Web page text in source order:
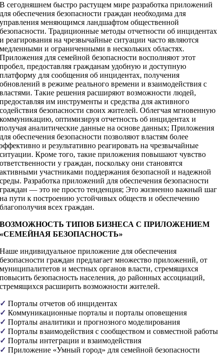
В сегодняшнем быстро растущем мире разработка приложений
для обеспечения безопасности граждан необходима для
управления меняющимся ландшафтом общественной
безопасности. Традиционные методы отчетности об инцидентах
и реагирования на чрезвычайные ситуации часто являются
медленными и ограниченными в нескольких областях.
Приложения для семейной безопасности восполняют этот
пробел, предоставляя гражданам удобную и доступную
платформу для сообщения об инцидентах, получения
обновлений в режиме реального времени и взаимодействия с
властями. Такие решения расширяют возможности людей,
предоставляя им инструменты и средства для активного
содействия безопасности своих жителей. Облегчая мгновенную
коммуникацию, оптимизируя отчетность об инцидентах и
получая аналитические данные на основе данных; Приложения
для обеспечения безопасности позволяют властям более
эффективно и результативно реагировать на чрезвычайные
ситуации. Кроме того, такие приложения повышают чувство
ответственности у граждан, поскольку они становятся
активными участниками поддержания безопасной и надежной
среды. Разработка приложений для обеспечения безопасности
граждан — это не просто тенденция; Это жизненно важный шаг
на пути к построению устойчивых обществ и обеспечению
благополучия всех граждан.
ВОЗМОЖНОСТЬ ТИПОВ БИЗНЕСА С ПРИЛОЖЕНИЕМ
«СЕМЕЙНАЯ БЕЗОПАСНОСТЬ»
Наше индивидуальное приложение для обеспечения
безопасности граждан предлагает множество приложений, от
муниципалитетов и местных органов власти, стремящихся
повысить безопасность населения, до районных ассоциаций,
стремящихся расширить возможности жителей.
✓Порталы отчетов об инцидентах
✓Коммуникационные порталы и порталы оповещения
✓Порталы аналитики и прогнозного моделирования
✓Порталы взаимодействия с сообществом и совместной работы
✓Порталы интеграции и взаимодействия
✓Приложение «Умный город» для семейной безопасности